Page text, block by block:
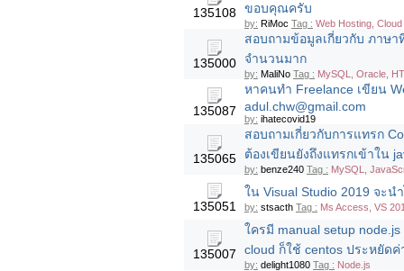
135108 ขอบคุณครับ
by: RiMoc Tag : Web Hosting,
135000
สอบถามข้อมูลเกี่ยวกับ ภาษ
จำนวนมาก
by: MaliNo Tag : MySQL, Oracle,
135087
หาคนทำ Freelance เขียน
adul.chw@gmail.com
by: ihatecovid19
135065
สอบถามเกี่ยวกับการแทรก
ต้องเขียนยังถึงแทรกเข้าใน
by: benze240 Tag : MySQL,
135051
ใน Visual Studio 2019 จะน
by: stsacth Tag : Ms Access, VS
135007
ใครมี manual setup
cloud ก็ใช้ centos ประหยัดค่
by: delight1080 Tag : Node.js